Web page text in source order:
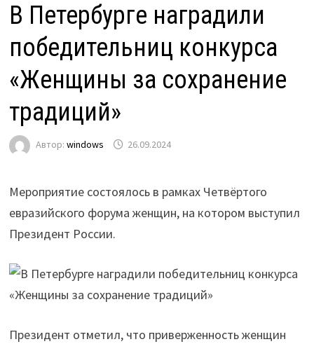
В Петербурге наградили
победительниц конкурса
«Женщины за сохранение
традиций»
Автор: windows 26.09.2024
Мероприятие состоялось в рамках Четвёртого
евразийского форума женщин, на котором выступил
Президент России.
Президент отметил, что приверженность женщин